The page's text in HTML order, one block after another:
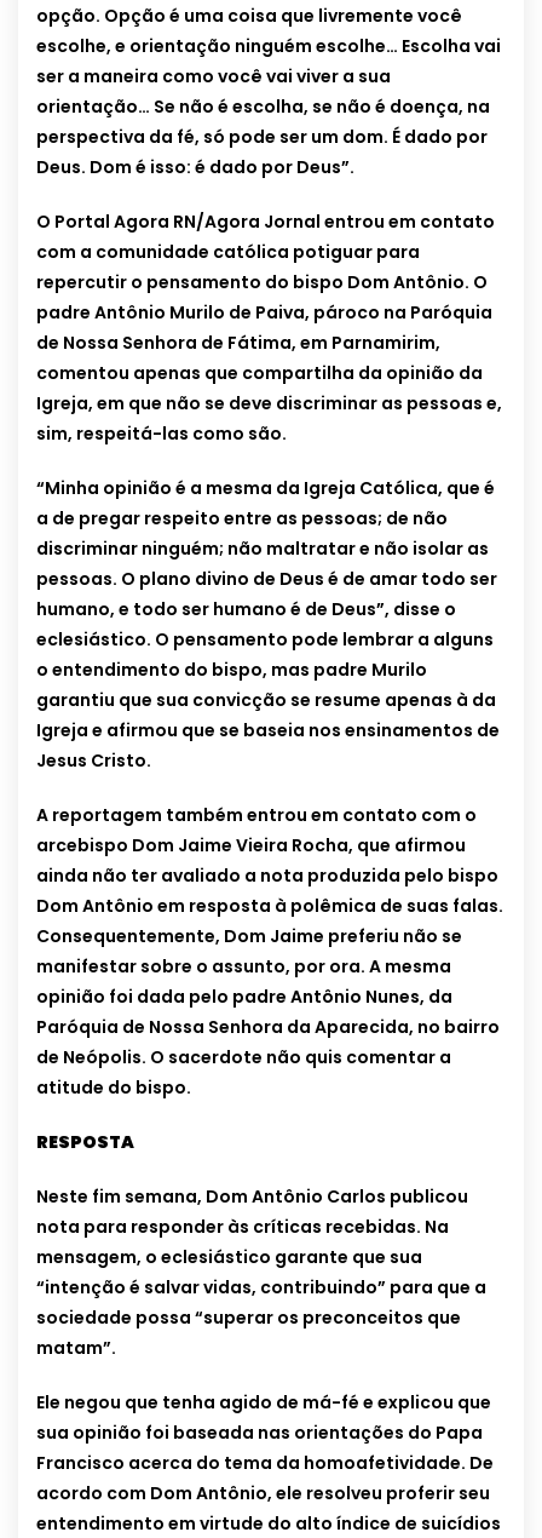
opção. Opção é uma coisa que livremente você
escolhe, e orientação ninguém escolhe… Escolha vai
ser a maneira como você vai viver a sua
orientação… Se não é escolha, se não é doença, na
perspectiva da fé, só pode ser um dom. É dado por
Deus. Dom é isso: é dado por Deus”.
O Portal Agora RN/Agora Jornal entrou em contato
com a comunidade católica potiguar para
repercutir o pensamento do bispo Dom Antônio. O
padre Antônio Murilo de Paiva, pároco na Paróquia
de Nossa Senhora de Fátima, em Parnamirim,
comentou apenas que compartilha da opinião da
Igreja, em que não se deve discriminar as pessoas e,
sim, respeitá-las como são.
“Minha opinião é a mesma da Igreja Católica, que é
a de pregar respeito entre as pessoas; de não
discriminar ninguém; não maltratar e não isolar as
pessoas. O plano divino de Deus é de amar todo ser
humano, e todo ser humano é de Deus”, disse o
eclesiástico. O pensamento pode lembrar a alguns
o entendimento do bispo, mas padre Murilo
garantiu que sua convicção se resume apenas à da
Igreja e afirmou que se baseia nos ensinamentos de
Jesus Cristo.
A reportagem também entrou em contato com o
arcebispo Dom Jaime Vieira Rocha, que afirmou
ainda não ter avaliado a nota produzida pelo bispo
Dom Antônio em resposta à polêmica de suas falas.
Consequentemente, Dom Jaime preferiu não se
manifestar sobre o assunto, por ora. A mesma
opinião foi dada pelo padre Antônio Nunes, da
Paróquia de Nossa Senhora da Aparecida, no bairro
de Neópolis. O sacerdote não quis comentar a
atitude do bispo.
RESPOSTA
Neste fim semana, Dom Antônio Carlos publicou
nota para responder às críticas recebidas. Na
mensagem, o eclesiástico garante que sua
“intenção é salvar vidas, contribuindo” para que a
sociedade possa “superar os preconceitos que
matam”.
Ele negou que tenha agido de má-fé e explicou que
sua opinião foi baseada nas orientações do Papa
Francisco acerca do tema da homoafetividade. De
acordo com Dom Antônio, ele resolveu proferir seu
entendimento em virtude do alto índice de suicídios